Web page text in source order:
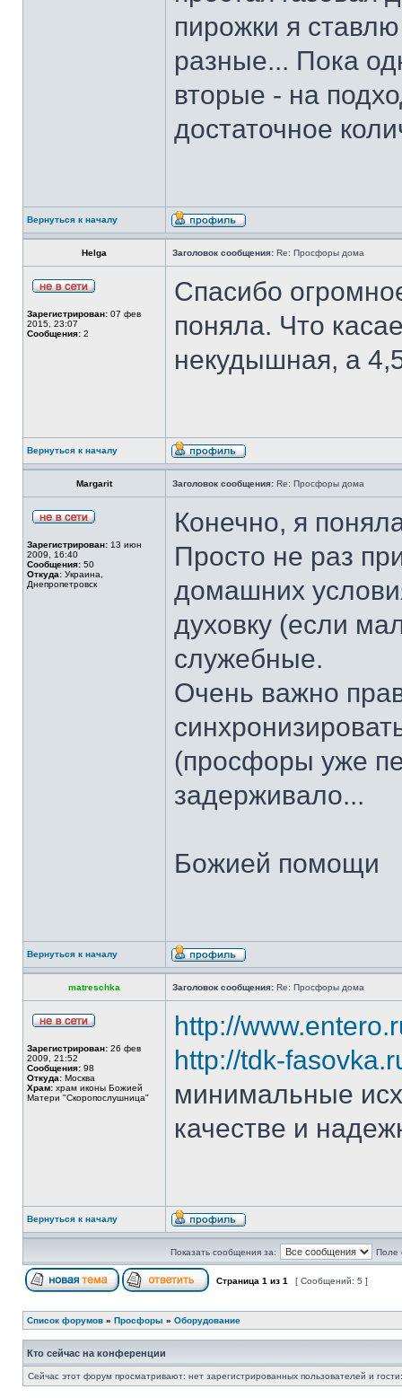
пирожки я
разные... Пока
вторые - на
достаточное
Вернуться к началу
Helga Заголовок сообщения: Re: Просфоры дома
Зарегистрирован: 07 фев
2015, 23:07
Сообщения: 2
Спасибо
поняла. Что
некудышная, а
Вернуться к началу
Margarit Заголовок сообщения: Re: Просфоры дома
Зарегистрирован: 13 июн
2009, 16:40
Сообщения: 50
Откуда: Украина,
Днепропетровск
Конечно, я
Просто не раз
домашних
духовку (если
служебные.
Очень важно
(просфоры уже
задерживало...
Божией помощи
Вернуться к началу
matreschka Заголовок сообщения: Re: Просфоры дома
Зарегистрирован: 26 фев
2009, 21:52
Сообщения: 98
Откуда: Москва
Храм: храм иконы Божией
Матери "Скоропослушница"
http://
http://tdk-
минимальные
качестве и
Вернуться к началу
Показать сообщения за: Поле
Страница 1 из 1 [ Сообщений: 5 ]
Список форумов » Просфоры » Оборудование
Кто сейчас на конференции
Сейчас этот форум просматривают: нет зарегистрированных пользователей и